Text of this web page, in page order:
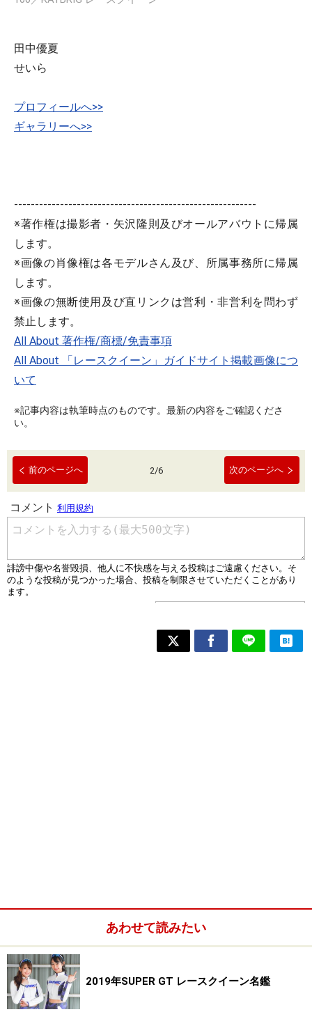
田中優夏
せいら
プロフィールへ>>
ギャラリーへ>>
----------------------------------------------------------
※著作権は撮影者・矢沢隆則及びオールアバウトに帰属
します。
※画像の肖像権は各モデルさん及び、所属事務所に帰属
します。
※画像の無断使用及び直リンクは営利・非営利を問わず
禁止します。
All About 著作権/商標/免責事項
All About 「レースクイーン」ガイドサイト掲載画像につ
いて
※記事内容は執筆時点のものです。最新の内容をご確認くださ
い。
前のページへ 2/6 次のページへ
あわせて読みたい
2019年SUPER GT レースクイーン名鑑